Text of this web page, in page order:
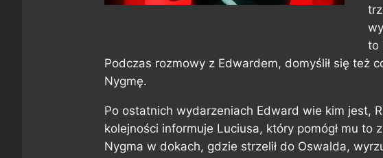
to
Podczas rozmowy z Edwardem, domyślił się też
Nygmę.
Po ostatnich wydarzeniach Edward wie kim jest,
kolejności informuje Luciusa, który pomógł mu to
Nygma w dokach, gdzie strzelił do Oswalda,